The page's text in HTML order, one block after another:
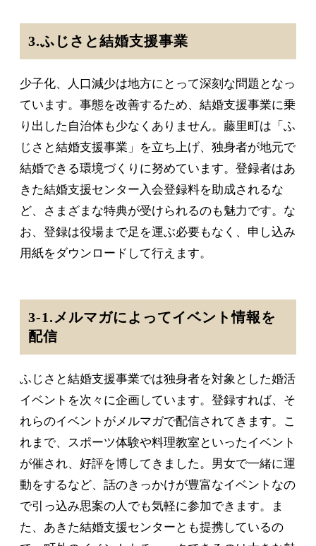
3.ふじさと結婚支援事業
少子化、人口減少は地方にとって深刻な問題となっ
ています。事態を改善するため、結婚支援事業に乗
り出した自治体も少なくありません。藤里町は「ふ
じさと結婚支援事業」を立ち上げ、独身者が地元で
結婚できる環境づくりに努めています。登録者はあ
きた結婚支援センター入会登録料を助成されるな
ど、さまざまな特典が受けられるのも魅力です。な
お、登録は役場まで足を運ぶ必要もなく、申し込み
用紙をダウンロードして行えます。
3-1.メルマガによってイベント情報を
配信
ふじさと結婚支援事業では独身者を対象とした婚活
イベントを次々に企画しています。登録すれば、そ
れらのイベントがメルマガで配信されてきます。こ
れまで、スポーツ体験や料理教室といったイベント
が催され、好評を博してきました。男女で一緒に運
動をするなど、話のきっかけが豊富なイベントなの
で引っ込み思案の人でも気軽に参加できます。ま
た、あきた結婚支援センターとも提携しているの